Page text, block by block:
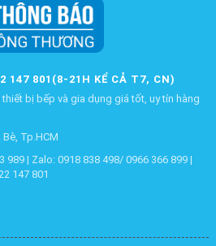
147 801(8-21H KỂ CẢ T7, CN)
bị bếp và gia dụng giá tốt, uy tín hàng
Bè, Tp.HCM
989 | Zalo: 0918 838 498/ 0966 366 899 |
147 801